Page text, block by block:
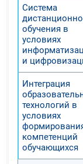
Система
обучения в
условиях
и
Интеграция
технологий в
условиях
компетенций
обучающихся